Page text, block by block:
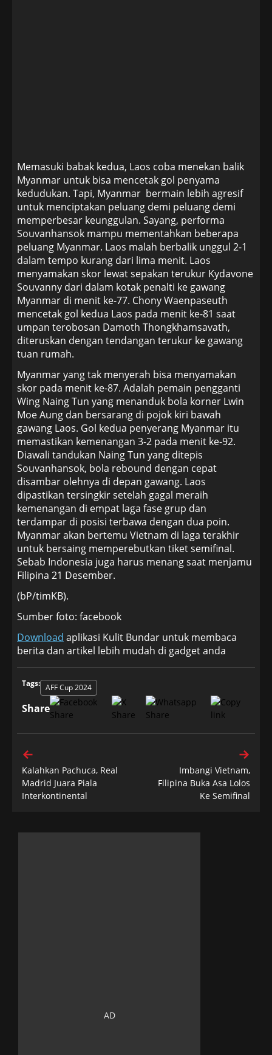
Memasuki babak kedua, Laos coba menekan balik
Myanmar untuk bisa mencetak gol penyama
kedudukan. Tapi, Myanmar bermain lebih agresif
untuk menciptakan peluang demi peluang demi
memperbesar keunggulan. Sayang, performa
Souvanhansok mampu mementahkan beberapa
peluang Myanmar. Laos malah berbalik unggul 2-1
dalam tempo kurang dari lima menit. Laos
menyamakan skor lewat sepakan terukur Kydavone
Souvanny dari dalam kotak penalti ke gawang
Myanmar di menit ke-77. Chony Waenpaseuth
mencetak gol kedua Laos pada menit ke-81 saat
umpan terobosan Damoth Thongkhamsavath,
diteruskan dengan tendangan terukur ke gawang
tuan rumah.
Myanmar yang tak menyerah bisa menyamakan
skor pada menit ke-87. Adalah pemain pengganti
Wing Naing Tun yang menanduk bola korner Lwin
Moe Aung dan bersarang di pojok kiri bawah
gawang Laos. Gol kedua penyerang Myanmar itu
memastikan kemenangan 3-2 pada menit ke-92.
Diawali tandukan Naing Tun yang ditepis
Souvanhansok, bola rebound dengan cepat
disambar olehnya di depan gawang. Laos
dipastikan tersingkir setelah gagal meraih
kemenangan di empat laga fase grup dan
terdampar di posisi terbawa dengan dua poin.
Myanmar akan bertemu Vietnam di laga terakhir
untuk bersaing memperebutkan tiket semifinal.
Sebab Indonesia juga harus menang saat menjamu
Filipina 21 Desember.
(bP/timKB).
Sumber foto: facebook
Download aplikasi Kulit Bundar untuk membaca
berita dan artikel lebih mudah di gadget anda
Tags: AFF Cup 2024
Share
Kalahkan Pachuca, Real
Madrid Juara Piala
Interkontinental
Imbangi Vietnam,
Filipina Buka Asa Lolos
Ke Semifinal